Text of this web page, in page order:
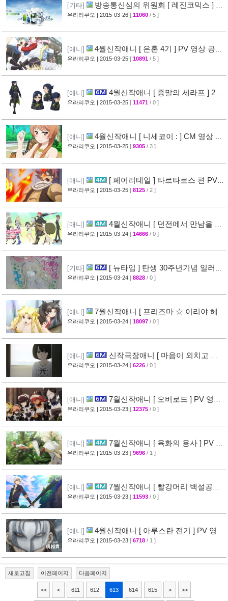
[기타]
방송통신심의 위원회 [ 레진코믹스 ] 접
속 차단 보류 소식 [51]
유라리쿠오 | 2015-03-26 [ 11060 / 5 ]
[애니]
4월신작애니 [ 은혼 4기 ] PV 영상 공
개 [67]
유라리쿠오 | 2015-03-25 [ 10891 / 5 ]
[애니]
4월신작애니 [ 종말의 세라프 ] 2차
PV 영상 공개 [32]
유라리쿠오 | 2015-03-25 [ 11471 / 0 ]
[애니]
4월신작애니 [ 니세코이 : ] CM 영상 공
개 [47]
유라리쿠오 | 2015-03-25 [ 9305 / 3 ]
[애니]
[ 페어리테일 ] 타르타로스 편 PV
영상 공개 ( FAIRY TAIL ) [32]
유라리쿠오 | 2015-03-25 [ 8125 / 2 ]
[애니]
4월신작애니 [ 던전에서 만남을 추
구하면 안되는 걸까? ] 2차 PV 영상 공개
유라리쿠오 | 2015-03-24 [ 14666 / 0 ]
[기타]
[ 뉴타입 ] 탄생 30주년기념 일러스
트 + [ A-1 Pictures ] 10주년 기념 일러스트 공
유라리쿠오 | 2015-03-24 [ 8828 / 0 ]
[애니]
7월신작애니 [ 프리즈마 ☆ 이리야 헤
르츠! ] 티저 영상 공개 (Fate/kaleid liner)
유라리쿠오 | 2015-03-24 [ 18097 / 0 ]
[애니]
신작극장애니 [ 마음이 외치고 싶
어한다 ] PV 영상 + 주요 성우진 명단 공개
유라리쿠오 | 2015-03-24 [ 6226 / 0 ]
[애니]
7월신작애니 [ 오버로드 ] PV 영상
공개 [41]
유라리쿠오 | 2015-03-23 [ 12375 / 0 ]
[애니]
7월신작애니 [ 육화의 용사 ] PV 영
상 공개
[31]
유라리쿠오 | 2015-03-23 [ 9696 / 1 ]
[애니]
7월신작애니 [ 빨강머리 백설공주 ]
PV 영상 공개 [30]
유라리쿠오 | 2015-03-23 [ 11593 / 0 ]
[애니]
4월신작애니 [ 아루스란 전기 ] PV 영상
공개 [29]
유라리쿠오 | 2015-03-23 [ 6718 / 1 ]
새로고침 이전페이지 다음페이지
<< < 611 612 613 614 615 > >>